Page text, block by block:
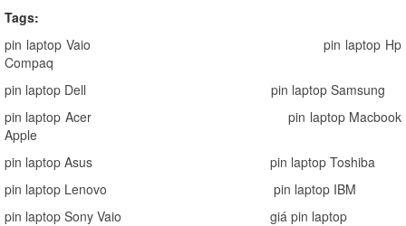
Tags:
pin laptop Vaio
pin laptop Hp
Compaq
pin laptop Dell
pin laptop Samsung
pin laptop Acer
pin laptop Macbook
Apple
pin laptop Asus
pin laptop Toshiba
pin laptop Lenovo
pin laptop IBM
pin laptop Sony Vaio
giá pin laptop